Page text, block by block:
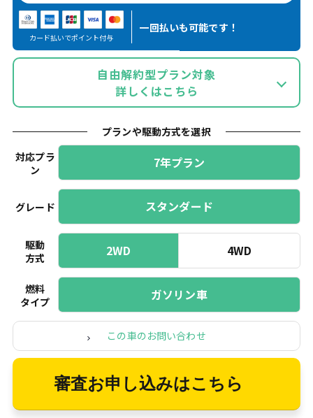
カード払いでポイント付与
一回払いも可能です！
自由解約型プラン対象
詳しくはこちら
プランや駆動方式を選択
対応プラ
ン
7年プラン
グレード スタンダード
駆動
方式
2WD 4WD
燃料
タイプ
ガソリン車
この車のお問い合わせ
審査お申し込みはこちら